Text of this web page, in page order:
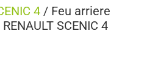
4 / Feu arriere
SCENIC 4